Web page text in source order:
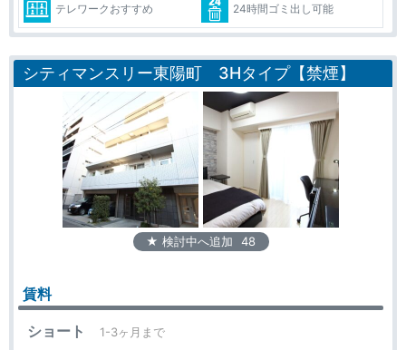
テレワークおすすめ 24時間ゴミ出し可能
シティマンスリー東陽町 3Hタイプ【禁煙】
★ 検討中へ追加 48
賃料
ショート 1-3ヶ月まで